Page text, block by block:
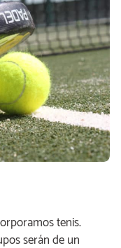
tenis.
serán de un